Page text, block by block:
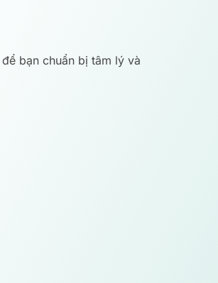
bạn chuẩn bị tâm lý và